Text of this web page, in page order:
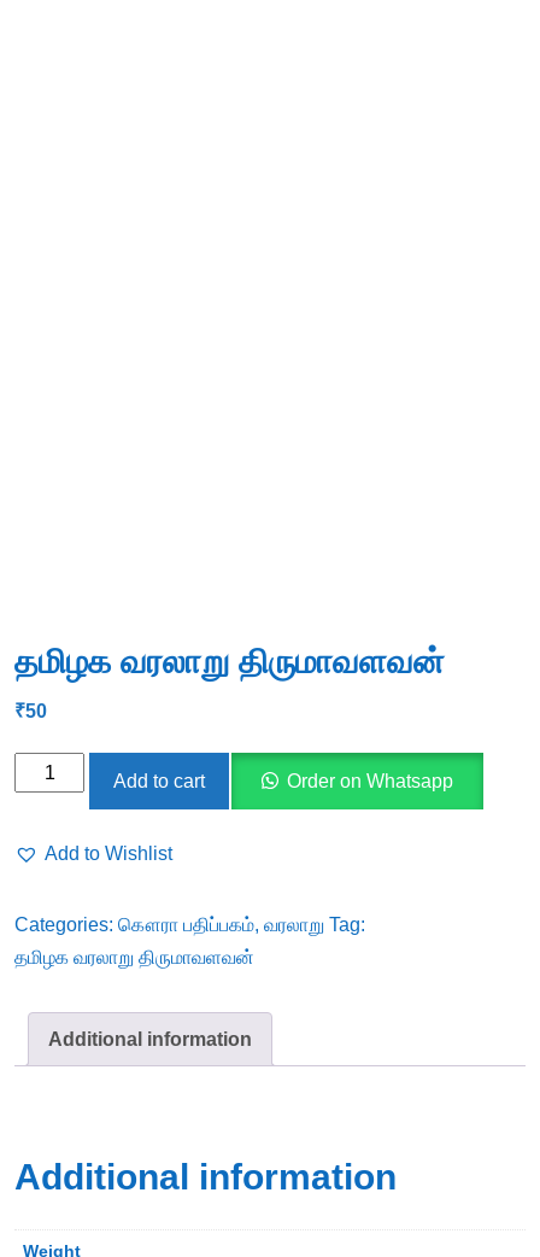
தமிழக வரலாறு திருமாவளவன்
₹50
தமிழக
quantity
Add to cart Order on Whatsapp
Add to Wishlist
Categories: கௌரா பதிப்பகம், வரலாறு Tag:
தமிழக வரலாறு திருமாவளவன்
Additional information
Additional information
Weight